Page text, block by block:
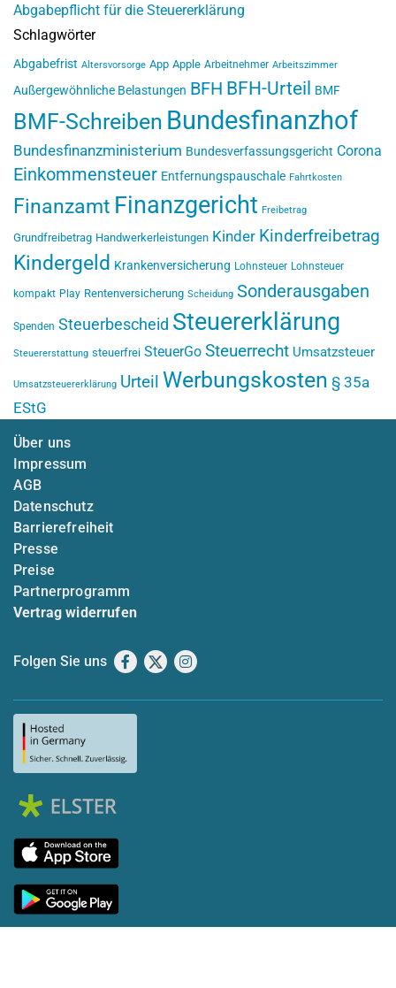
Abgabepflicht für die Steuererklärung
Schlagwörter
Abgabefrist Altersvorsorge App Apple Arbeitnehmer Arbeitszimmer
Außergewöhnliche Belastungen BFH BFH-Urteil BMF
BMF-Schreiben Bundesfinanzhof
Bundesfinanzministerium Bundesverfassungsgericht Corona
Einkommensteuer Entfernungspauschale Fahrtkosten
Finanzamt Finanzgericht Freibetrag
Grundfreibetrag Handwerkerleistungen Kinder Kinderfreibetrag
Kindergeld Krankenversicherung Lohnsteuer Lohnsteuer
kompakt Play Rentenversicherung Scheidung Sonderausgaben
Spenden Steuerbescheid Steuererklärung
Steuererstattung steuerfrei SteuerGo Steuerrecht Umsatzsteuer
Umsatzsteuererklärung Urteil Werbungskosten § 35a
EStG
Über uns
Impressum
AGB
Datenschutz
Barrierefreiheit
Presse
Preise
Partnerprogramm
Vertrag widerrufen
Folgen Sie uns Facebook
X Instagram